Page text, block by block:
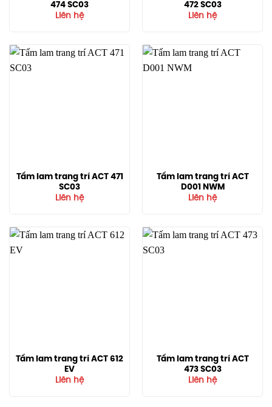
474 SC03
Liên hệ
472 SC03
Liên hệ
Tấm lam trang trí ACT 471
SC03
Liên hệ
Tấm lam trang trí ACT
D001 NWM
Liên hệ
Tấm lam trang trí ACT 612
EV
Liên hệ
Tấm lam trang trí ACT
473 SC03
Liên hệ